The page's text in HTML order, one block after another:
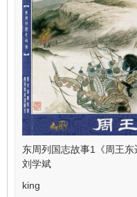
东周列国志故事1《周王
刘学斌
king